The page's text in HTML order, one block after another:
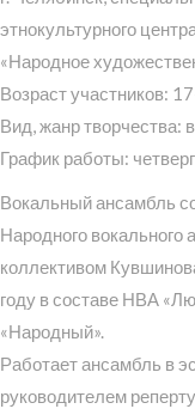
этнокультурного
«Народное
Возраст участников:
Вид, жанр творчества:
График работы:
Вокальный ансамбль
Народного
коллективом
году в составе НВА
«Народный».
Работает ансамбль в
руководителем